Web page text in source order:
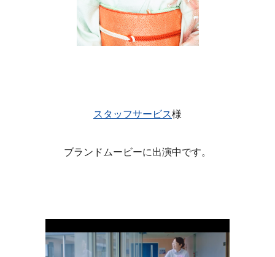
スタッフサービス様
ブランドムービーに出演中です。